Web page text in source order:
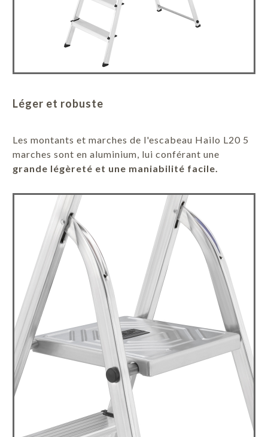
Léger et robuste
Les montants et marches de l'escabeau Hailo L20 5
marches sont en aluminium, lui conférant une
grande légèreté et une maniabilité facile.